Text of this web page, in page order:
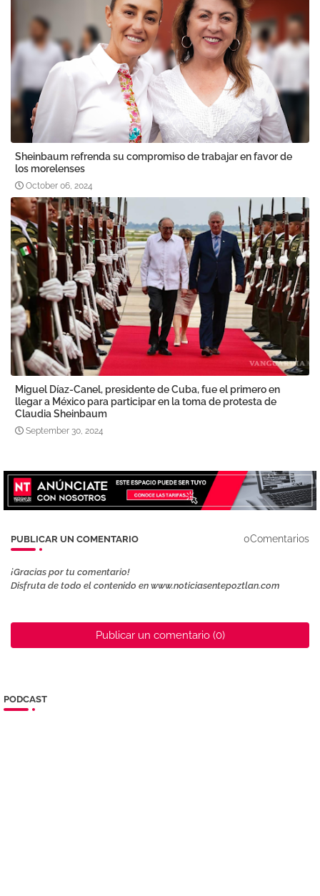
Sheinbaum refrenda su compromiso de trabajar en favor de
los morelenses
October 06, 2024
Miguel Díaz-Canel, presidente de Cuba, fue el primero en
llegar a México para participar en la toma de protesta de
Claudia Sheinbaum
September 30, 2024
PUBLICAR UN COMENTARIO 0Comentarios
¡Gracias por tu comentario!
Disfruta de todo el contenido en www.noticiasentepoztlan.com
Publicar un comentario (0)
PODCAST